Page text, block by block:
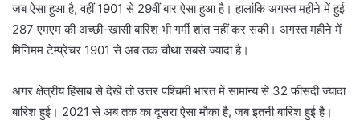
जब ऐसा हुआ है, वहीं 1901 से 29वीं बार ऐसा हुआ है। हालांकि अगस्त महीने में हुई
287 एमएम की अच्छी-खासी बारिश भी गर्मी शांत नहीं कर सकी। अगस्त महीने में
मिनिमम टेम्प्रेचर 1901 से अब तक चौथा सबसे ज्यादा है।
अगर क्षेत्रीय हिसाब से देखें तो उत्तर पश्चिमी भारत में सामान्य से 32 फीसदी ज्यादा
बारिश हुई। 2021 से अब तक का दूसरा ऐसा मौका है, जब इतनी बारिश हुई है।